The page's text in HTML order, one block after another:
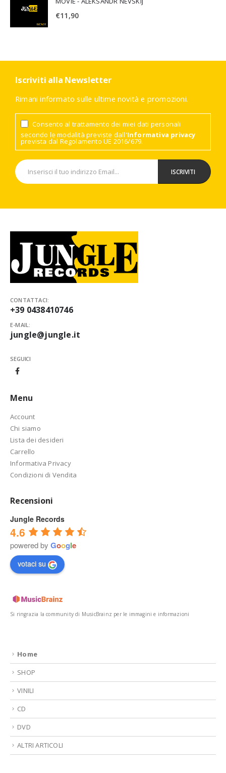
€11,90
Iscriviti alla Newsletter
Rimani informato sulle ultime novità e promozioni.
Consento al trattamento dei miei dati personali
secondo le modalità previste dall'Informativa privacy
prevista dal Regolamento UE 2016/679.
CONTATTACI:
+39 0438410746
E-MAIL:
jungle@jungle.it
SEGUICI
Menu
Account
Chi siamo
Lista dei desideri
Carrello
Informativa Privacy
Condizioni di Vendita
Recensioni
Jungle Records
4.6
powered by Google
votaci su
Si ringrazia la community di MusicBrainz per le immagini e informazioni
Home
SHOP
VINILI
CD
DVD
ALTRI ARTICOLI